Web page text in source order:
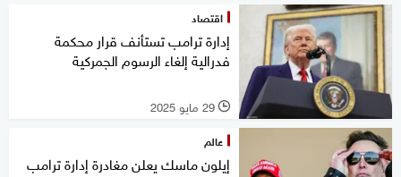
اقتصاد
إدارة ترامب تستأنف قرار محكمة
فدرالية إلغاء الرسوم الجمركية
l 29 مايو 2025
عالم
إيلون ماسك يعلن مغادرة إدارة ترامب